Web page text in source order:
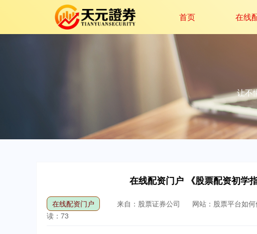
首页 在线
让不
在线配资门户 《股票配资初学
在线配资门户 来自：股票证券公司 网站：股票平台如
读：73